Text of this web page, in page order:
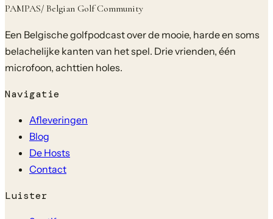
PAMPAS/ Belgian Golf Community
Een Belgische golfpodcast over de mooie, harde en soms
belachelijke kanten van het spel. Drie vrienden, één
microfoon, achttien holes.
Navigatie
Afleveringen
Blog
De Hosts
Contact
Luister